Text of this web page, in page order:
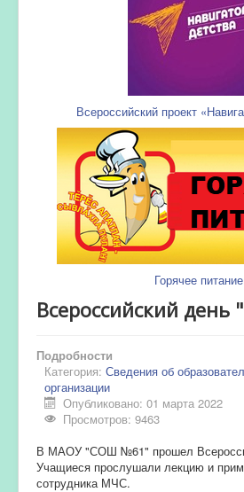
Всероссийский проект
Горячее питание
Всероссийский
Подробности
Категория: Сведения об
организации
Опубликовано: 01 марта 2022
Просмотров: 9463
В МАОУ "СОШ №61" прошел
Учащиеся прослушали лекцию и
сотрудника МЧС.